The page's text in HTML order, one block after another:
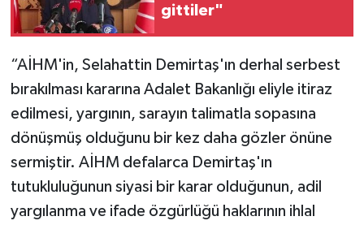
gittiler"
“AİHM'in, Selahattin Demirtaş'ın derhal serbest
bırakılması kararına Adalet Bakanlığı eliyle itiraz
edilmesi, yargının, sarayın talimatla sopasına
dönüşmüş olduğunu bir kez daha gözler önüne
sermiştir. AİHM defalarca Demirtaş'ın
tutukluluğunun siyasi bir karar olduğunun, adil
yargılanma ve ifade özgürlüğü haklarının ihlal